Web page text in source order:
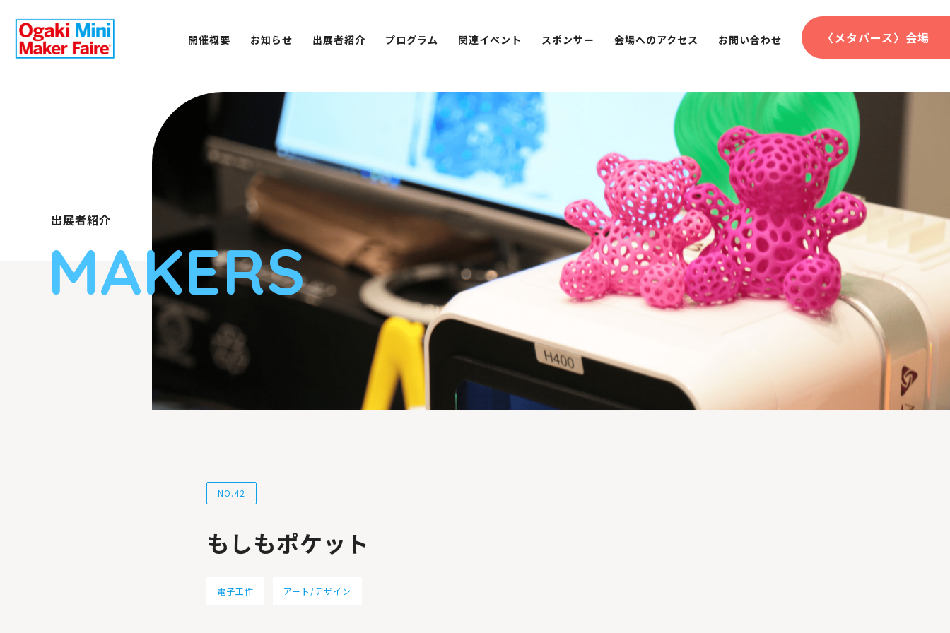
開催概要 お知らせ 出展者紹介 プログラム 関連イベント スポンサー 会場へのアクセス お問い合わせ 〈メタバース〉会場
出展者紹介
MAKERS
NO.42
もしもポケット
電子工作 アート/デザイン